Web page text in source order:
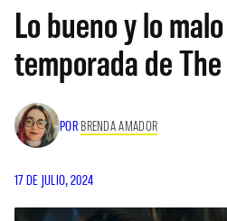
Lo bueno y lo
temporada de
POR BRENDA AMADOR
17 DE JULIO, 2024